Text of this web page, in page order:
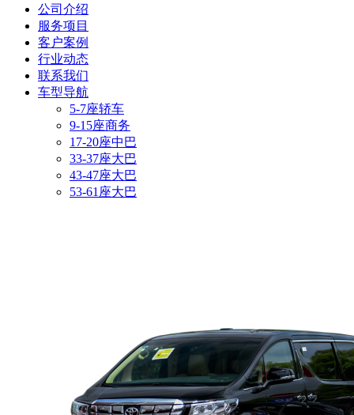
公司介绍
服务项目
客户案例
行业动态
联系我们
车型导航
5-7座轿车
9-15座商务
17-20座中巴
33-37座大巴
43-47座大巴
53-61座大巴